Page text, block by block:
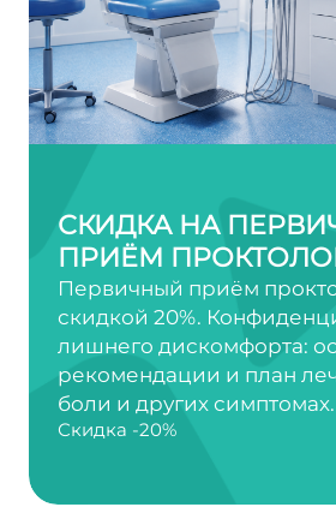
СКИДКА НА
ПРИЁМ
Первичный приём
скидкой 20%.
лишнего дискомфорта:
рекомендации и план
боли и других симптомах.
Скидка -20%